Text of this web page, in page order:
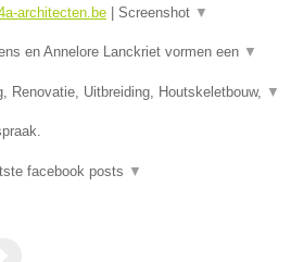
architecten.be | Screenshot ▼
en Annelore Lanckriet vormen een ▼
Renovatie, Uitbreiding, Houtskeletbouw, ▼
facebook posts ▼